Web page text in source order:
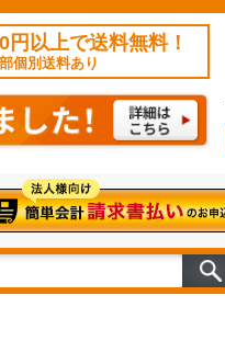
円以上で送料無料！
個別送料あり